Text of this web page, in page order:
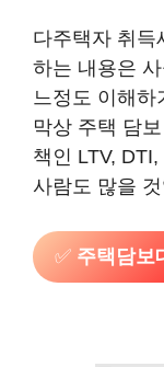
다주택자 취득
하는 내용은
느정도 이해하
막상 주택 담
책인 LTV,
사람도 많을
✅ 주택담보